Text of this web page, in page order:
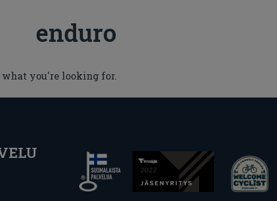
enduro
you're looking for.